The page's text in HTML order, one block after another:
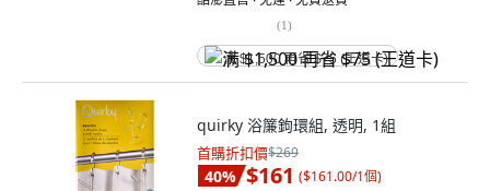
(1)
满 $1,500 再省 $75 (王道卡)
quirky 浴簾鉤環組, 透明, 1組
首購折扣價$269
40% $161 ($161.00/1個)